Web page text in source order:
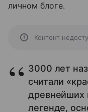
личном блоге.
Контент
3000 лет
считали
древнейших
легенде,